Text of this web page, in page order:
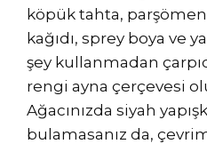
köpük tahta, parşömen
kağıdı, sprey boya ve
şey kullanmadan
rengi ayna çerçevesi
Ağacınızda siyah
bulamasanız da,